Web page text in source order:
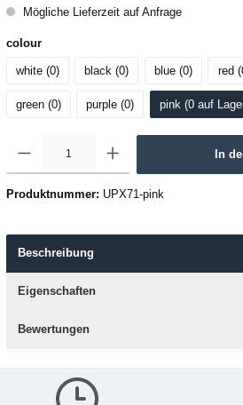
Mögliche Lieferzeit auf Anfrage
colour
white (0) black (0) blue (0) red
green (0) purple (0) pink (0 auf
In
Produktnummer: UPX71-pink
Beschreibung
Eigenschaften
Bewertungen